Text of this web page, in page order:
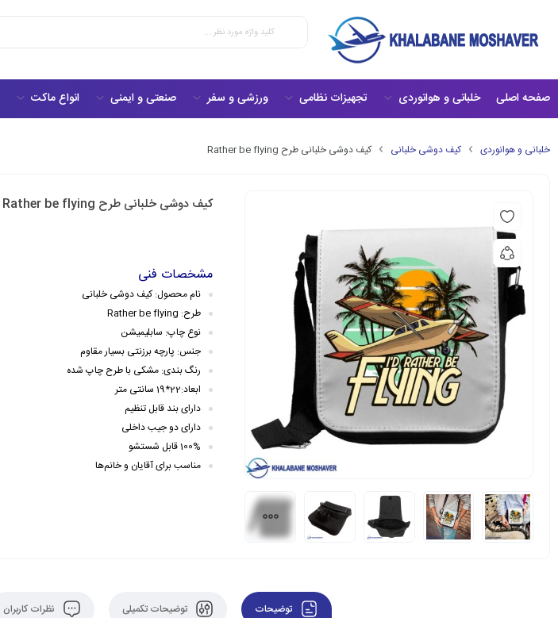
صفحه اصلی خلبانی و هوانوردی تجهیزات نظامی ورزشی و سفر صنعتی و ایمنی انواع ماکت
خلبانی و هوانوردی کیف دوشی خلبانی کیف دوشی خلبانی طرح Rather be flying
کیف دوشی خلبانی طرح Rather be flying
مشخصات فنی
نام محصول: کیف دوشی خلبانی
طرح: Rather be flying
نوع چاپ: سابلیمیشن
جنس: پارچه برزنتی بسیار مقاوم
رنگ بندی: مشکی با طرح چاپ شده
ابعاد:22*19 سانتی متر
دارای بند قابل تنظیم
دارای دو جیب داخلی
100% قابل شستشو
مناسب برای آقایان و خانم‌ها
توضیحات توضیحات تکمیلی نظرات کاربران